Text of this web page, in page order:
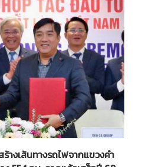
างเส้นทางรถไฟจากแขวงคำ